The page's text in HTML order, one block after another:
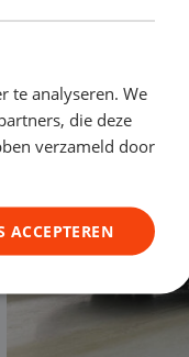
te analyseren. We
die deze
verzameld door
ACCEPTEREN